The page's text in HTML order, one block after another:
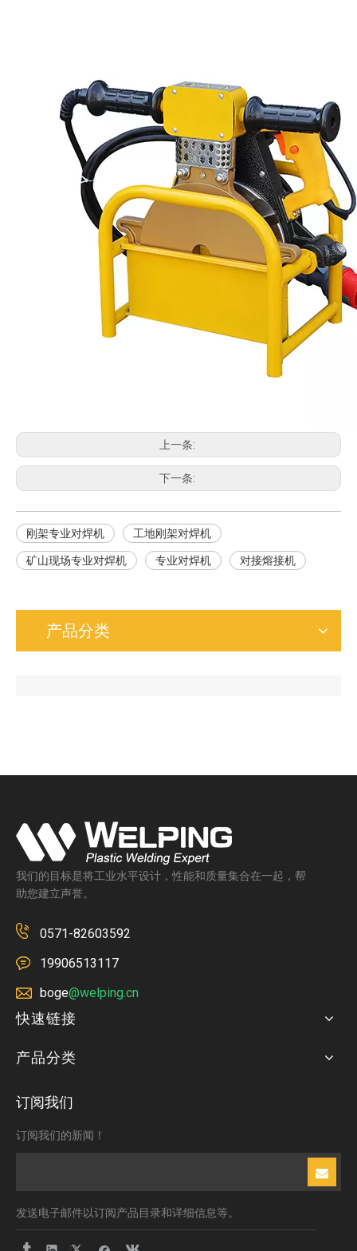
上一条:
下一条:
刚架专业对焊机 工地刚架对焊机
矿山现场专业对焊机 专业对焊机 对接熔接机
产品分类
我们的目标是将工业水平设计，性能和质量集合在一起，帮
助您建立声誉。
0571-82603592
19906513117
boge@welping.cn
快速链接
产品分类
订阅我们
订阅我们的新闻！
发送电子邮件以订阅产品目录和详细信息等。